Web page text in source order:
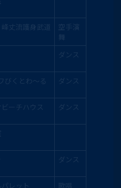
丈流護身武道
空手演
舞
ダンス
びくとわ～る ダンス
ーチハウス ダンス
ダンス
レット 歌唱